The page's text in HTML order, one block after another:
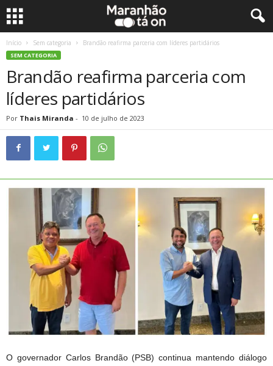
Início Sem categoria Brandão reafirma parceria com líderes partidários
SEM CATEGORIA
Brandão reafirma parceria com
líderes partidários
Por Thais Miranda - 10 de julho de 2023
O governador Carlos Brandão (PSB) continua mantendo diálogo